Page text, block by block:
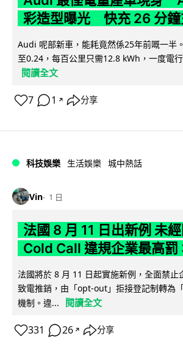
彩造型曝光 快充 26 分鐘
Audi 呢部新車，能耗竟然係25年前嘅一半
至0.24，每百公里只需12.8 kWh，一度電
閱讀全文
7 1 ↗ 分享
科技娛樂 生活娛樂 城中熱話
Vin 1 日
法國 8 月 11 日出新例 未
Cold Call 違規企業最高
法國將於 8 月 11 日起實施新例，全面禁止
致電推銷，由「opt-out」拒接登記制轉為
機制。違...
閱讀全文
331 26 ↗ 分享